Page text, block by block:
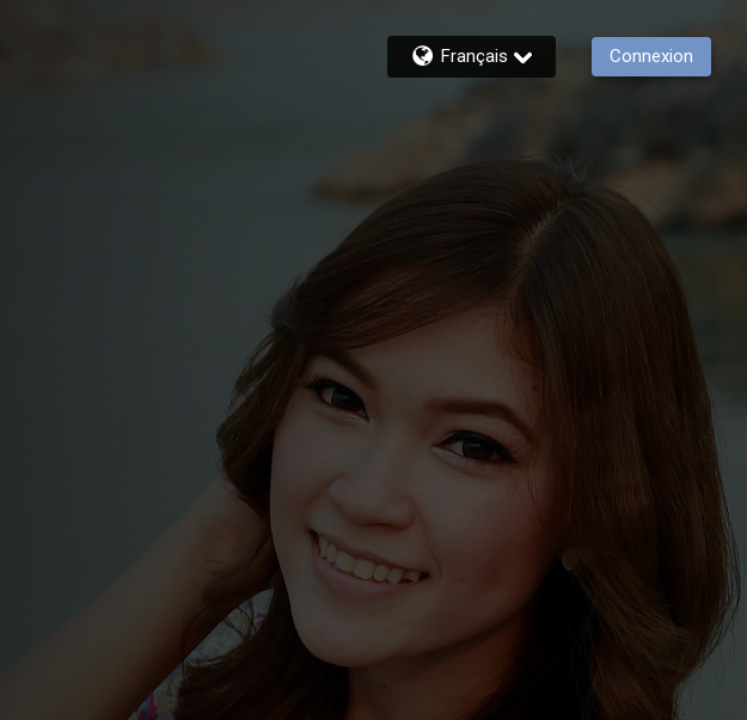
Français Connexion